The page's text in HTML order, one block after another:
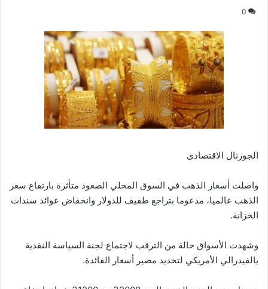
0
الجورنال الاقتصادى
واصلت أسعار الذهب في السوق المحلي الصعود متأثرة بارتفاع سعر
الذهب عالميا، مدعوما بتراجع طفيف للدولار وانخفاض عوائد سندات
الخزانة.
وشهدت الأسواق حالة من الترقب لاجتماع لجنة السياسة النقدية
بالفيدرالي الأمريكي لتحديد مصير أسعار الفائدة.